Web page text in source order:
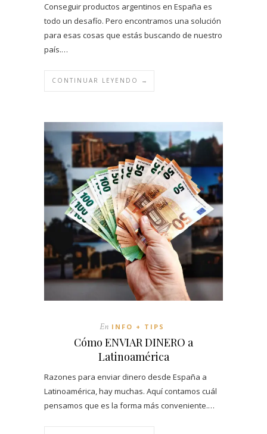
Conseguir productos argentinos en España es
todo un desafío. Pero encontramos una solución
para esas cosas que estás buscando de nuestro
país.…
CONTINUAR LEYENDO →
En INFO + TIPS
Cómo ENVIAR DINERO a
Latinoamérica
Razones para enviar dinero desde España a
Latinoamérica, hay muchas. Aquí contamos cuál
pensamos que es la forma más conveniente.…